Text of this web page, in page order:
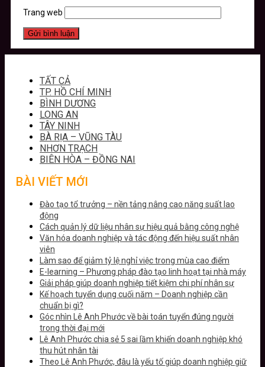
Trang web
TẤT CẢ
TP. HỒ CHÍ MINH
BÌNH DƯƠNG
LONG AN
TÂY NINH
BÀ RỊA – VŨNG TÀU
NHƠN TRẠCH
BIÊN HÒA – ĐỒNG NAI
BÀI VIẾT MỚI
Đào tạo tổ trưởng – nền tảng nâng cao năng suất lao
động
Cách quản lý dữ liệu nhân sự hiệu quả bằng công nghệ
Văn hóa doanh nghiệp và tác động đến hiệu suất nhân
viên
Làm sao để giảm tỷ lệ nghỉ việc trong mùa cao điểm
E-learning – Phương pháp đào tạo linh hoạt tại nhà máy
Giải pháp giúp doanh nghiệp tiết kiệm chi phí nhân sự
Kế hoạch tuyển dụng cuối năm – Doanh nghiệp cần
chuẩn bị gì?
Góc nhìn Lê Anh Phước về bài toán tuyển đúng người
trong thời đại mới
Lê Anh Phước chia sẻ 5 sai lầm khiến doanh nghiệp khó
thu hút nhân tài
Theo Lê Anh Phước, đâu là yếu tố giúp doanh nghiệp giữ